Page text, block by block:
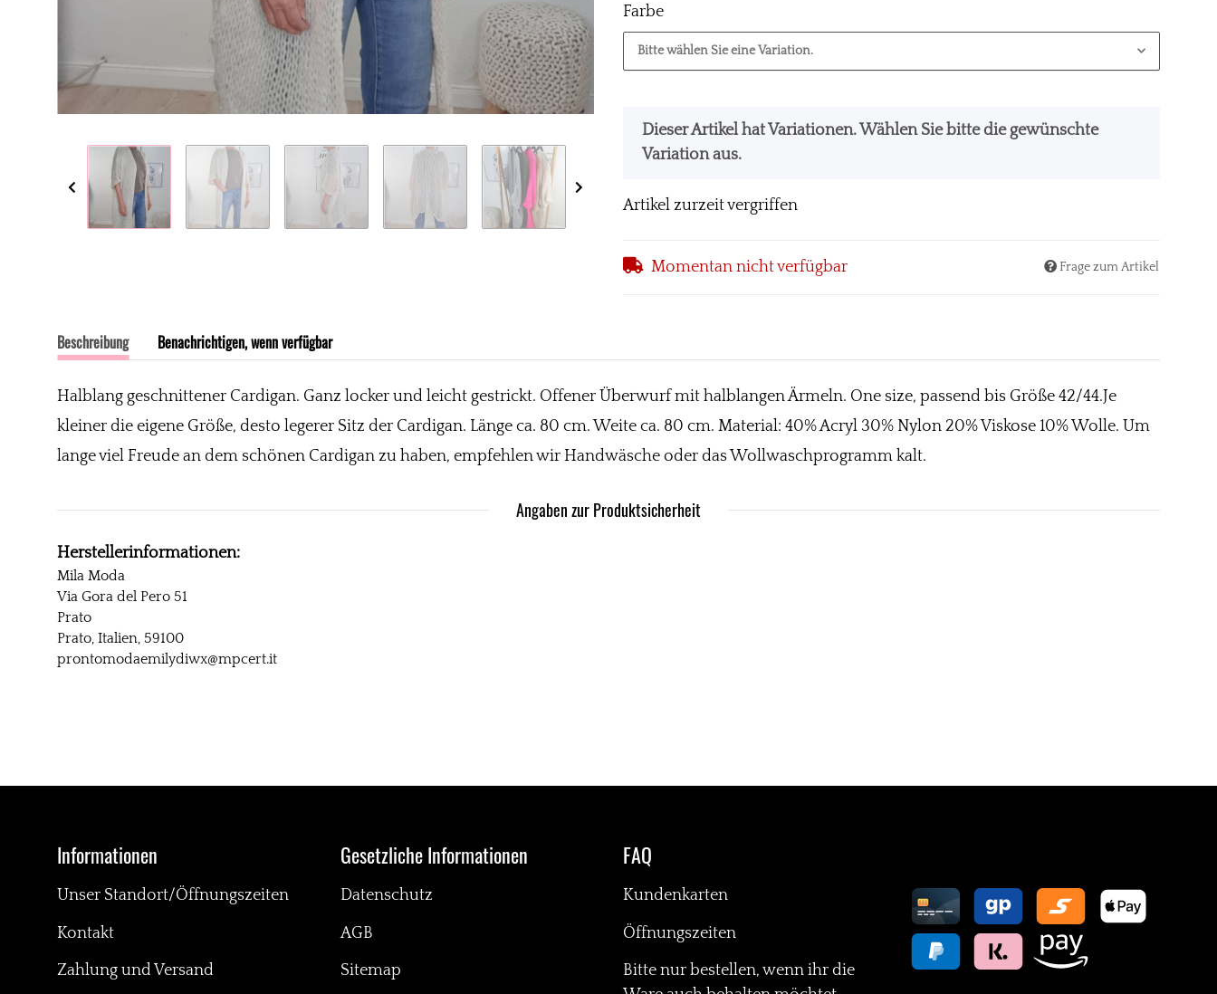
Farbe
Bitte wählen Sie eine Variation.
x
Dieser Artikel hat Variationen. Wählen Sie bitte die gewünschte
Variation aus.
Artikel zurzeit vergriffen
Momentan nicht verfügbar Frage zum Artikel
Beschreibung Benachrichtigen, wenn verfügbar
Halblang geschnittener Cardigan. Ganz locker und leicht gestrickt. Offener Überwurf mit halblangen Ärmeln. One size, passend bis Größe 42/44.Je
kleiner die eigene Größe, desto legerer Sitz der Cardigan. Länge ca. 80 cm. Weite ca. 80 cm. Material: 40% Acryl 30% Nylon 20% Viskose 10% Wolle. Um
lange viel Freude an dem schönen Cardigan zu haben, empfehlen wir Handwäsche oder das Wollwaschprogramm kalt.
Angaben zur Produktsicherheit
Herstellerinformationen:
Mila Moda
Via Gora del Pero 51
Prato
Prato, Italien, 59100
prontomodaemilydiwx@mpcert.it
Informationen
Unser Standort/Öffnungszeiten
Kontakt
Zahlung und Versand
Gesetzliche Informationen
Datenschutz
AGB
Sitemap
FAQ
Kundenkarten
Öffnungszeiten
Bitte nur bestellen, wenn ihr die